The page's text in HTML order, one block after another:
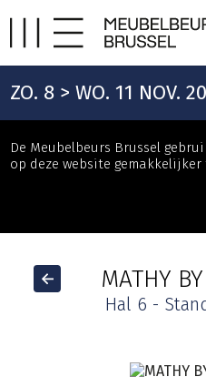
ZO. 8 > WO. 11 NOV.
De Meubelbeurs Brussel
op deze website gemakkelijker
MATHY
Hal 6 -